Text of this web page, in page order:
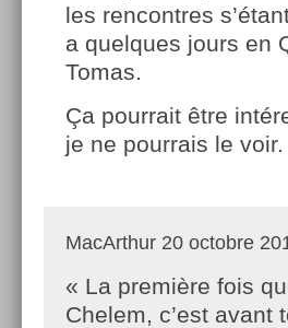
les rencontres
a quelques jours en
Tomas.
Ça pourrait être
je ne pourrais le voir.
MacArthur 20 octobre
« La première fois
Chelem, c’est avant